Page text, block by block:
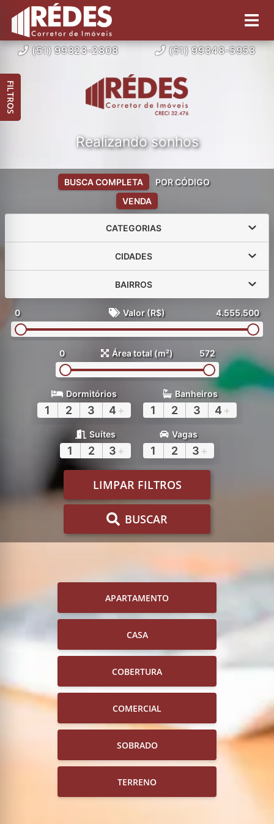
(51) 99323-2808 (51) 99348-5953
Realizando sonhos
VENDA
BUSCA COMPLETA POR CÓDIGO
CATEGORIAS
CIDADES
BAIRROS
0 Valor (R$) 4.555.500
0 Área total (m²) 572
Dormitórios
1 2 3 4 +
Banheiros
1 2 3 4 +
Suítes
1 2 3 +
Vagas
1 2 3 +
LIMPAR FILTROS
BUSCAR
APARTAMENTO
CASA
COBERTURA
COMERCIAL
SOBRADO
TERRENO
FILTROS